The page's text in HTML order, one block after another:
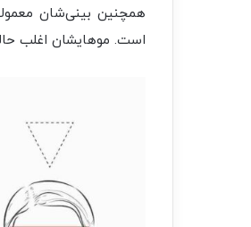
همچنین بینی‌شان
است. موهایشان اغلب